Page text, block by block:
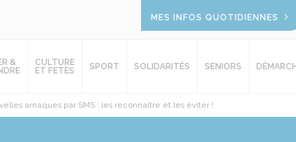
MES INFOS QUOTIDIENNES
&
CULTURE
ET FETES
SPORT SOLIDARITÉS SENIORS
arnaques par SMS : les reconnaître et les éviter !